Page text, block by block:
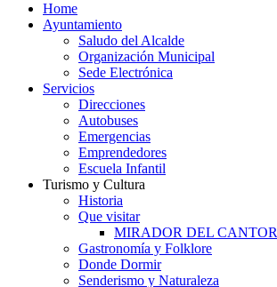
Home
Ayuntamiento
Saludo del Alcalde
Organización Municipal
Sede Electrónica
Servicios
Direcciones
Autobuses
Emergencias
Emprendedores
Escuela Infantil
Turismo y Cultura
Historia
Que visitar
MIRADOR DEL CANTOR
Gastronomía y Folklore
Donde Dormir
Senderismo y Naturaleza